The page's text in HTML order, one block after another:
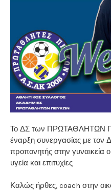
Το ΔΣ των ΠΡΩΤΑΘΛΗΤΩΝ
έναρξη συνεργασίας με τον
προπονητής στην γυναικεία
υγεία και επιτυχίες
Καλώς ήρθες, coach στην